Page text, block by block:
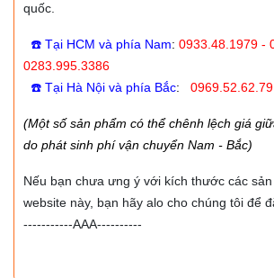
quốc.
☎️ Tại HCM và phía Nam: 0933.48.1979 -
0283.995.3386
☎️ Tại Hà Nội và phía Bắc:
(Một số sản phẩm có thể chênh lệch giá
do phát sinh phí vận chuyển Nam - Bắc)
Nếu bạn chưa ưng ý với kích thước các
website này, bạn hãy alo cho chúng tôi để
-----------AAA----------